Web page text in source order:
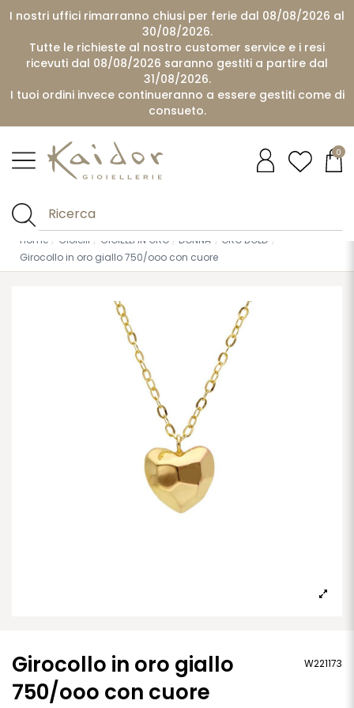
I nostri uffici rimarranno chiusi per ferie dal 08/08/2026 al
30/08/2026.
Tutte le richieste al nostro customer service e i resi
ricevuti dal 08/08/2026 saranno gestiti a partire dal
31/08/2026.
I tuoi ordini invece continueranno a essere gestiti come di
consueto.
0
Home Gioielli GIOIELLI IN ORO DONNA
ORO BOLD
Girocollo in oro giallo 750/ooo con cuore
Girocollo in oro giallo
750/ooo con cuore
W221173